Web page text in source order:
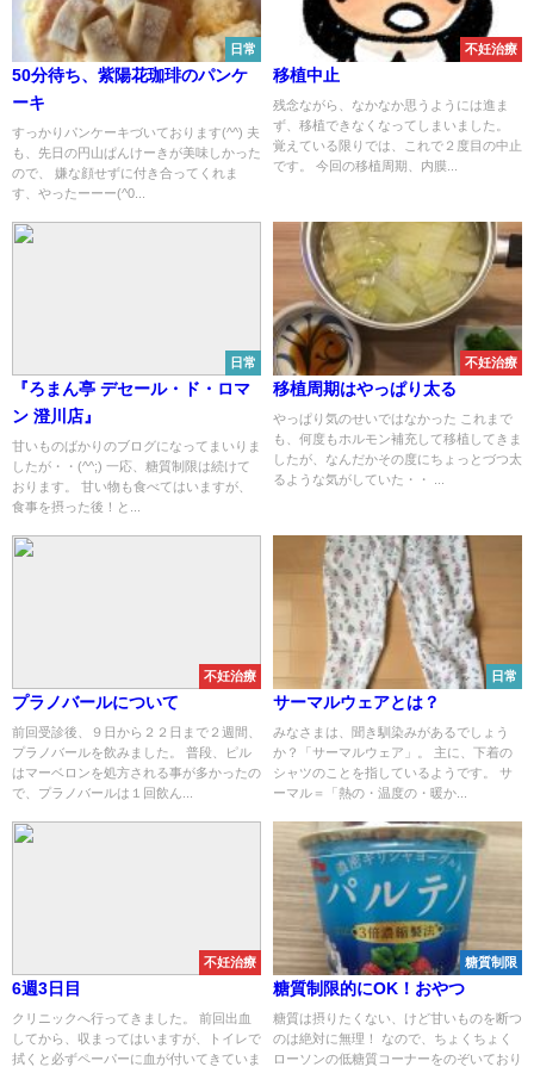
日常
50分待ち、紫陽花珈琲のパンケ
ーキ
すっかりパンケーキづいております(^^) 夫
も、先日の円山ぱんけーきが美味しかった
ので、 嫌な顔せずに付き合ってくれま
す、やったーーー(^0...
不妊治療
移植中止
残念ながら、なかなか思うようには進ま
ず、移植できなくなってしまいました。
覚えている限りでは、これで２度目の中止
です。 今回の移植周期、内膜...
日常
『ろまん亭 デセール・ド・ロマ
ン 澄川店』
甘いものばかりのブログになってまいりま
したが・・(^^;) 一応、糖質制限は続けて
おります。 甘い物も食べてはいますが、
食事を摂った後！と...
不妊治療
移植周期はやっぱり太る
やっぱり気のせいではなかった これまで
も、何度もホルモン補充して移植してきま
したが、なんだかその度にちょっとづつ太
るような気がしていた・・ ...
不妊治療
プラノバールについて
前回受診後、９日から２２日まで２週間、
プラノバールを飲みました。 普段、ピル
はマーベロンを処方される事が多かったの
で、プラノバールは１回飲ん...
日常
サーマルウェアとは？
みなさまは、聞き馴染みがあるでしょう
か？「サーマルウェア」。 主に、下着の
シャツのことを指しているようです。 サ
ーマル＝「熱の・温度の・暖か...
不妊治療
6週3日目
クリニックへ行ってきました。 前回出血
してから、収まってはいますが、トイレで
拭くと必ずペーパーに血が付いてきていま
糖質制限
糖質制限的にOK！おやつ
糖質は摂りたくない、けど甘いものを断つ
のは絶対に無理！ なので、ちょくちょく
ローソンの低糖質コーナーをのぞいており